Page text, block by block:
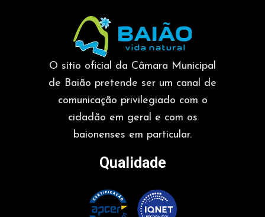
O sítio oficial da Câmara Municipal
de Baião pretende ser um canal de
comunicação privilegiado com o
cidadão em geral e com os
baionenses em particular.
Qualidade